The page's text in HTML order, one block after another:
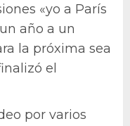
«yo a París
año a un
la próxima sea
el
por varios